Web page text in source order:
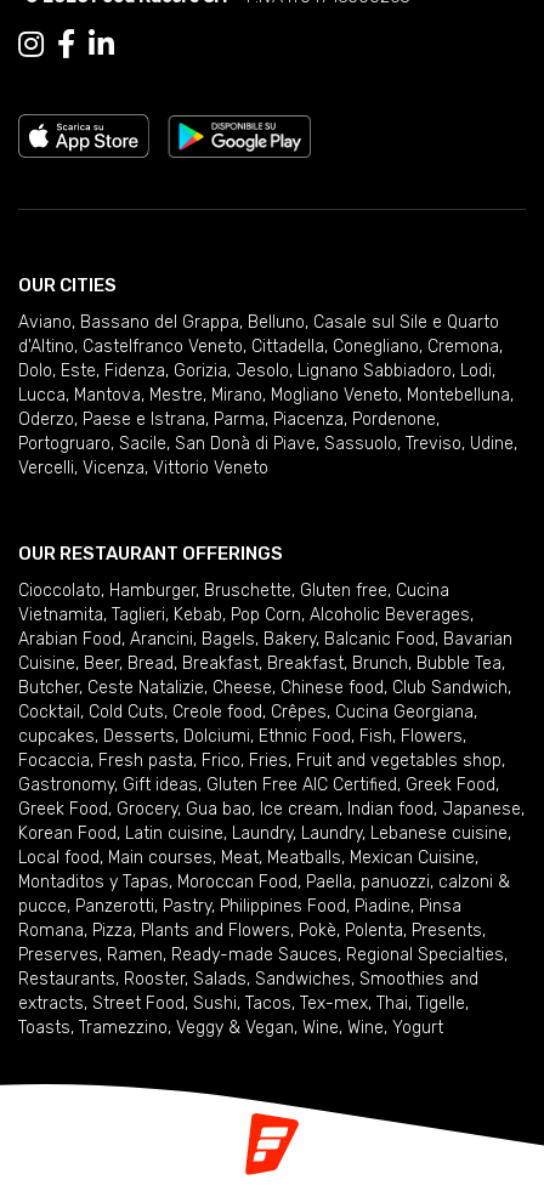
OUR CITIES
Aviano, Bassano del Grappa, Belluno, Casale sul Sile e Quarto
d'Altino, Castelfranco Veneto, Cittadella, Conegliano, Cremona,
Dolo, Este, Fidenza, Gorizia, Jesolo, Lignano Sabbiadoro, Lodi,
Lucca, Mantova, Mestre, Mirano, Mogliano Veneto, Montebelluna,
Oderzo, Paese e Istrana, Parma, Piacenza, Pordenone,
Portogruaro, Sacile, San Donà di Piave, Sassuolo, Treviso, Udine,
Vercelli, Vicenza, Vittorio Veneto
OUR RESTAURANT OFFERINGS
Cioccolato, Hamburger, Bruschette, Gluten free, Cucina
Vietnamita, Taglieri, Kebab, Pop Corn, Alcoholic Beverages,
Arabian Food, Arancini, Bagels, Bakery, Balcanic Food, Bavarian
Cuisine, Beer, Bread, Breakfast, Breakfast, Brunch, Bubble Tea,
Butcher, Ceste Natalizie, Cheese, Chinese food, Club Sandwich,
Cocktail , Cold Cuts, Creole food, Crêpes, Cucina Georgiana,
cupcakes, Desserts, Dolciumi, Ethnic Food, Fish, Flowers,
Focaccia, Fresh pasta, Frico, Fries, Fruit and vegetables shop,
Gastronomy, Gift ideas, Gluten Free AIC Certified, Greek Food,
Greek Food, Grocery, Gua bao, Ice cream, Indian food, Japanese,
Korean Food, Latin cuisine, Laundry, Laundry, Lebanese cuisine,
Local food, Main courses, Meat, Meatballs, Mexican Cuisine,
Montaditos y Tapas, Moroccan Food, Paella, panuozzi, calzoni &
pucce, Panzerotti, Pastry, Philippines Food, Piadine, Pinsa
Romana, Pizza, Plants and Flowers, Pokè, Polenta, Presents,
Preserves, Ramen, Ready-made Sauces, Regional Specialties,
Restaurants, Rooster, Salads, Sandwiches, Smoothies and
extracts, Street Food, Sushi, Tacos, Tex-mex, Thai, Tigelle,
Toasts, Tramezzino, Veggy & Vegan, Wine, Wine, Yogurt